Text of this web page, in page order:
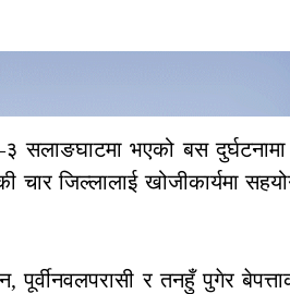
सलाङघाटमा भएको बस
चार जिल्लालाई खोजीकार्यमा
र तनहुँ पुगेर